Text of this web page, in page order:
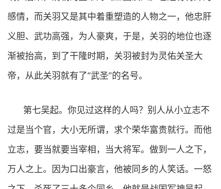
感情，而关羽又是其中着重塑造的人物之一，他忠肝
义胆、武功高强，为人豪爽，于是，关羽的地位也逐
渐被抬高，到了干隆时期，关羽被封为灵佑关圣大
帝，从此关羽就有了“武圣”的名号。
第七吴起。你见过这样的人吗？别人从小立志不
过是当个官，大小无所谓，求个荣华富贵就行。而他
立志，要当就要当宰相，当大将军。做到一人之下，
万人之上。因为口出豪言，他被同乡的人笑话。一怒